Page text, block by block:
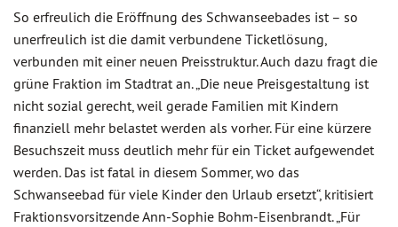
So erfreulich die Eröffnung des Schwanseebades ist – so
unerfreulich ist die damit verbundene Ticketlösung,
verbunden mit einer neuen Preisstruktur. Auch dazu fragt die
grüne Fraktion im Stadtrat an. „Die neue Preisgestaltung ist
nicht sozial gerecht, weil gerade Familien mit Kindern
finanziell mehr belastet werden als vorher. Für eine kürzere
Besuchszeit muss deutlich mehr für ein Ticket aufgewendet
werden. Das ist fatal in diesem Sommer, wo das
Schwanseebad für viele Kinder den Urlaub ersetzt“, kritisiert
Fraktionsvorsitzende Ann-Sophie Bohm-Eisenbrandt. „Für